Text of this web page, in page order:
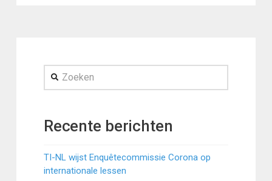
Zoeken
Recente berichten
TI-NL wijst Enquêtecommissie Corona op
internationale lessen